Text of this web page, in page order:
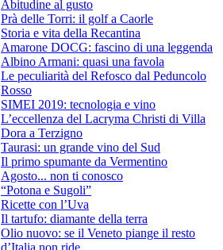
Abitudine al gusto
Prà delle Torri: il golf a Caorle
Storia e vita della Recantina
Amarone DOCG: fascino di una leggenda
Albino Armani: quasi una favola
Le peculiarità del Refosco dal Peduncolo
Rosso
SIMEI 2019: tecnologia e vino
L’eccellenza del Lacryma Christi di Villa
Dora a Terzigno
Taurasi: un grande vino del Sud
Il primo spumante da Vermentino
Agosto... non ti conosco
“Potona e Sugoli”
Ricette con l’Uva
Il tartufo: diamante della terra
Olio nuovo: se il Veneto piange il resto
d’Italia non ride